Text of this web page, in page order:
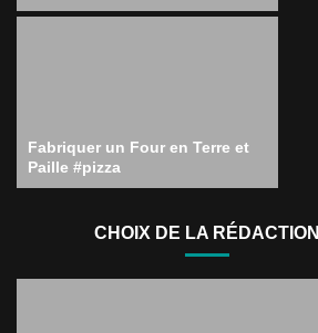
Fabriquer un Four en Terre et
Paille #pizza
CHOIX DE LA RÉDACTION